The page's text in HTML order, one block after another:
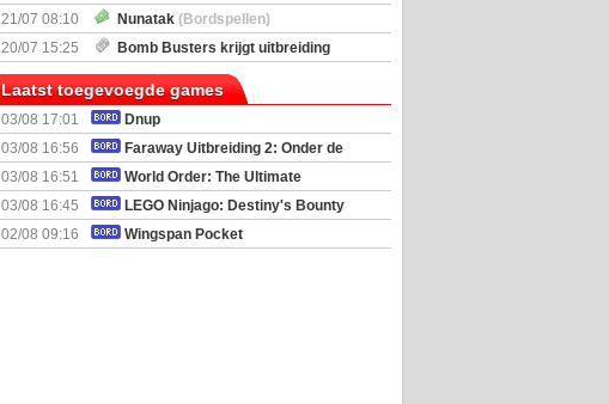
21/07 08:10
Nunatak (Bordspellen)
20/07 15:25
Bomb Busters krijgt uitbreiding
Laatst toegevoegde games
03/08 17:01
Dnup
03/08 16:56
Faraway Uitbreiding 2: Onder de
Sterrenhemel
03/08 16:51
World Order: The Ultimate
Geopolitical Simulator
03/08 16:45
LEGO Ninjago: Destiny's Bounty
Adventure
02/08 09:16 Wingspan Pocket